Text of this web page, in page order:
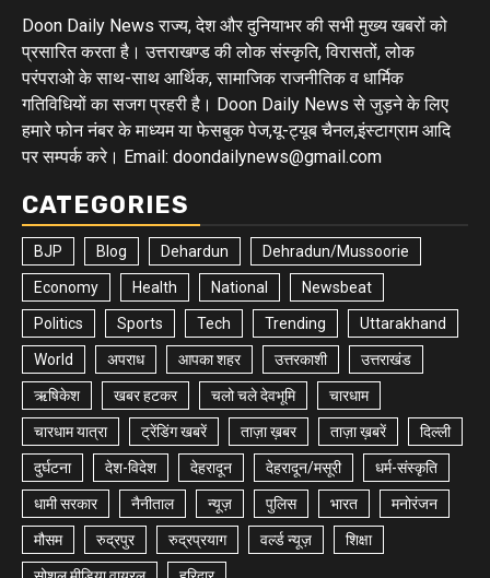
Doon Daily News राज्य, देश और दुनियाभर की सभी मुख्य खबरों को
प्रसारित करता है। उत्तराखण्ड की लोक संस्कृति, विरासतों, लोक
परंपराओ के साथ-साथ आर्थिक, सामाजिक राजनीतिक व धार्मिक
गतिविधियों का सजग प्रहरी है। Doon Daily News से जुड़ने के लिए
हमारे फोन नंबर के माध्यम या फेसबुक पेज,यू-ट्यूब चैनल,इंस्टाग्राम आदि
पर सम्पर्क करे। Email: doondailynews@gmail.com
CATEGORIES
BJP Blog Dehardun Dehradun/Mussoorie
Economy Health National Newsbeat
Politics Sports Tech Trending Uttarakhand
World अपराध आपका शहर उत्तरकाशी उत्तराखंड
ऋषिकेश खबर हटकर चलो चले देवभूमि चारधाम
चारधाम यात्रा ट्रेंडिंग खबरें ताज़ा ख़बर ताज़ा ख़बरें दिल्ली
दुर्घटना देश-विदेश देहरादून देहरादून/मसूरी धर्म-संस्कृति
धामी सरकार नैनीताल न्यूज़ पुलिस भारत मनोरंजन
मौसम रुद्रपुर रुद्रप्रयाग वर्ल्ड न्यूज़ शिक्षा